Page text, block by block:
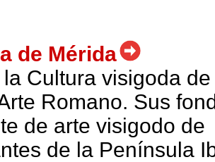
de Mérida
Cultura visigoda
Romano. Sus
de arte visigodo de
de la Península